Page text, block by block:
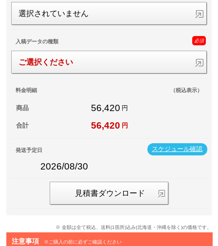
選択されていません
入稿データの種類 必須
ご選択ください
料金明細 （税込表示）
商品 56,420 円
合計 56,420 円
スケジュール確認
発送予定日
2026/08/30
見積書ダウンロード
※ 金額は全て税込、送料(1箇所)込み(北海道・沖縄を除く)の価格です。
注意事項 ※ご購入の前に必ずご確認ください